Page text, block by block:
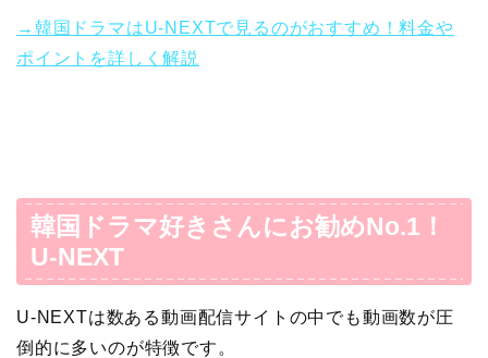
→韓国ドラマはU-NEXTで見るのがおすすめ！料金や
ポイントを詳しく解説
韓国ドラマ好きさんにお勧めNo.1！
U-NEXT
U-NEXTは数ある動画配信サイトの中でも動画数が圧
倒的に多いのが特徴です。